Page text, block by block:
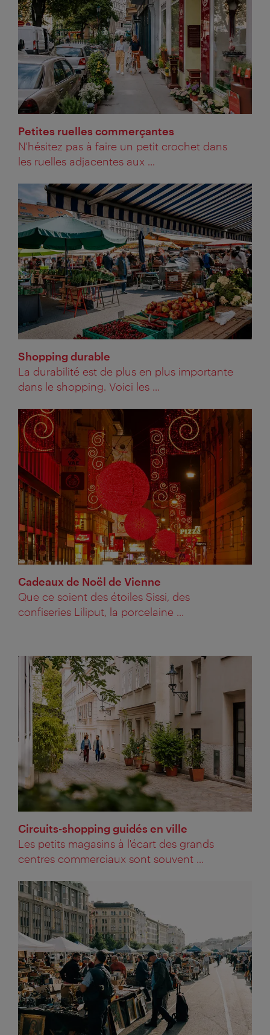
Petites ruelles commerçantes
N'hésitez pas à faire un petit crochet dans
les ruelles adjacentes aux ...
Shopping durable
La durabilité est de plus en plus importante
dans le shopping. Voici les ...
Cadeaux de Noël de Vienne
Que ce soient des étoiles Sissi, des
confiseries Liliput, la porcelaine ...
Circuits-shopping guidés en ville
Les petits magasins à l'écart des grands
centres commerciaux sont souvent ...